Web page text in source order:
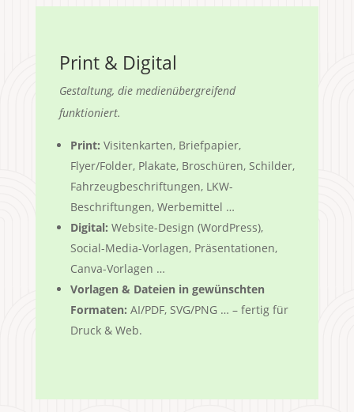
Print & Digital
Gestaltung, die medienübergreifend
funktioniert.
Print: Visitenkarten, Briefpapier,
Flyer/Folder, Plakate, Broschüren, Schilder,
Fahrzeugbeschriftungen, LKW-
Beschriftungen, Werbemittel …
Digital: Website-Design (WordPress),
Social-Media-Vorlagen, Präsentationen,
Canva-Vorlagen …
Vorlagen & Dateien in gewünschten
Formaten: AI/PDF, SVG/PNG … – fertig für
Druck & Web.